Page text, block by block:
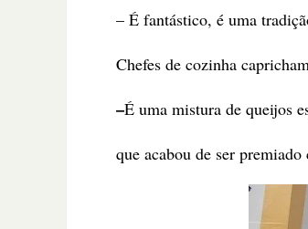
– É fantástico, é uma
Chefes de cozinha
–É uma mistura de queijos
que acabou de ser